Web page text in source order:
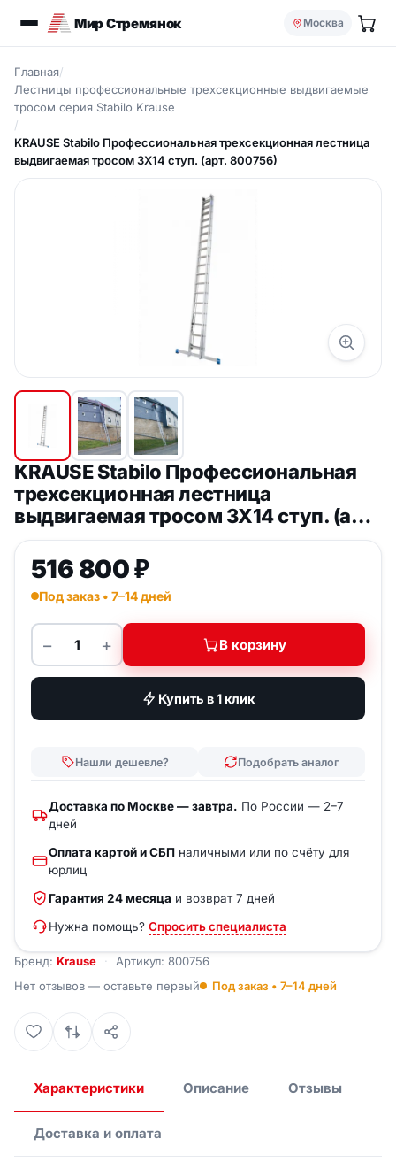
Мир Стремянок Москва
Главная/
Лестницы профессиональные трехсекционные выдвигаемые
тросом серия Stabilo Krause
/
KRAUSE Stabilo Профессиональная трехсекционная лестница
выдвигаемая тросом 3Х14 ступ. (арт. 800756)
Бренд: Krause Артикул: 800756
KRAUSE Stabilo Профессиональная
трехсекционная лестница
выдвигаемая тросом 3Х14 ступ. (арт.
800756)
Нет отзывов — оставьте первый Под заказ • 7–14 дней
516 800₽
Под заказ • 7–14 дней
Количество товара KRAUSE Stabilo
− + В корзину
Купить в 1 клик
Нашли дешевле? Подобрать аналог
Доставка по Москве — завтра. По России — 2–7
дней
Оплата картой и СБП наличными или по счёту для
юрлиц
Гарантия 24 месяца и возврат 7 дней
Нужна помощь? Спросить специалиста
Характеристики Описание Отзывы
Доставка и оплата